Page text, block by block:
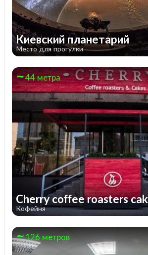
Киевский планетарий
Место для прогулки
44 метра
Cherry coffee roasters
Кофейня
126 метров